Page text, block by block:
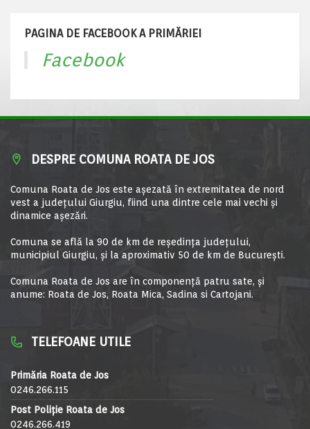
PAGINA DE FACEBOOK A PRIMĂRIEI
Facebook
DESPRE COMUNA ROATA DE JOS
Comuna Roata de Jos este aşezată în extremitatea de nord
vest a judeţului Giurgiu, fiind una dintre cele mai vechi şi
dinamice aşezări.
Comuna se află la 90 de km de reşedinţa judeţului,
municipiul Giurgiu, şi la aproximativ 50 de km de Bucureşti.
Comuna Roata de Jos are în componență patru sate, și
anume: Roata de Jos, Roata Mica, Sadina si Cartojani.
TELEFOANE UTILE
Primăria Roata de Jos
0246.266.115
Post Poliție Roata de Jos
0246.266.419